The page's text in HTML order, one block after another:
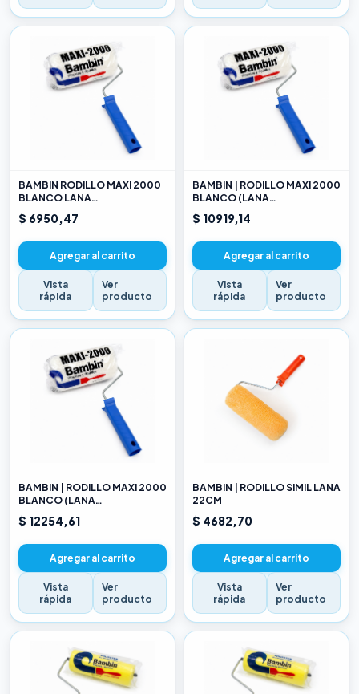
BAMBIN RODILLO MAXI 2000
BLANCO LANA
SELECCIONADA 10 CM
$ 6950,47
Agregar al carrito
Vista
rápida
Ver
producto
BAMBIN | RODILLO MAXI 2000
BLANCO (LANA
SELECCIONADA) 17CM
$ 10919,14
Agregar al carrito
Vista
rápida
Ver
producto
BAMBIN | RODILLO MAXI 2000
BLANCO (LANA
SELECCIONADA) 22CM
$ 12254,61
Agregar al carrito
Vista
rápida
Ver
producto
BAMBIN | RODILLO SIMIL LANA
22CM
$ 4682,70
Agregar al carrito
Vista
rápida
Ver
producto